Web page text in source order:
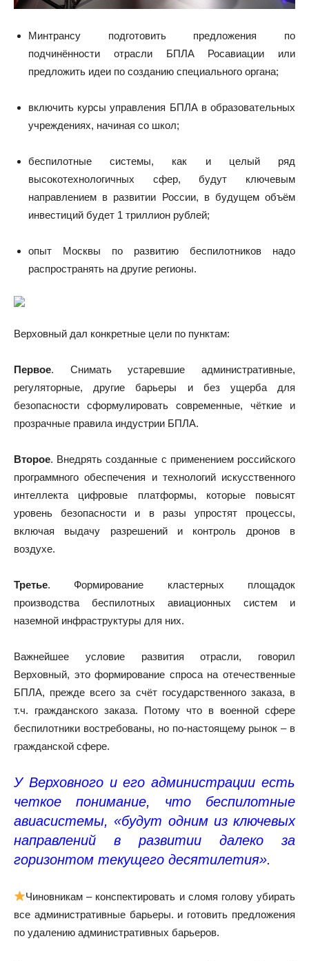
Минтрансу подготовить предложения по
подчинённости отрасли БПЛА Росавиации или
предложить идеи по созданию специального органа;
включить курсы управления БПЛА в образовательных
учреждениях, начиная со школ;
беспилотные системы, как и целый ряд
высокотехнологичных сфер, будут ключевым
направлением в развитии России, в будущем объём
инвестиций будет 1 триллион рублей;
опыт Москвы по развитию беспилотников надо
распространять на другие регионы.
Верховный дал конкретные цели по пунктам:
Первое. Снимать устаревшие административные,
регуляторные, другие барьеры и без ущерба для
безопасности сформулировать современные, чёткие и
прозрачные правила индустрии БПЛА.
Второе. Внедрять созданные с применением российского
программного обеспечения и технологий искусственного
интеллекта цифровые платформы, которые повысят
уровень безопасности и в разы упростят процессы,
включая выдачу разрешений и контроль дронов в
воздухе.
Третье. Формирование кластерных площадок
производства беспилотных авиационных систем и
наземной инфраструктуры для них.
Важнейшее условие развития отрасли, говорил
Верховный, это формирование спроса на отечественные
БПЛА, прежде всего за счёт государственного заказа, в
т.ч. гражданского заказа. Потому что в военной сфере
беспилотники востребованы, но по-настоящему рынок – в
гражданской сфере.
У Верховного и его администрации есть
четкое понимание, что беспилотные
авиасистемы, «будут одним из ключевых
направлений в развитии далеко за
горизонтом текущего десятилетия».
Чиновникам – конспектировать и сломя голову убирать
все административные барьеры. и готовить предложения
по удалению административных барьеров.